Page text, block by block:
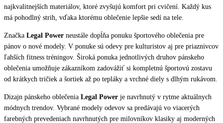
najkvalitnejších materiálov, ktoré zvyšujú komfort pri cvičení. Každý kus
má pohodlný strih, vďaka ktorému oblečenie lepšie sedí na tele.
Značka Legal Power neustále dopĺňa ponuku športového oblečenia pre
pánov o nové modely. V ponuke sú odevy pre kulturistov aj pre priaznivcov
ľahších fitness tréningov. Široká ponuka jednotlivých druhov pánskeho
oblečenia umožňuje zákazníkom zadovážiť si kompletnú športovú zostavu
od krátkych tričiek a šortiek až po tepláky a vrchné diely s dlhým rukávom.
Dizajn pánskeho oblečenia Legal Power je navrhnutý v rytme aktuálnych
módnych trendov. Vybrané modely odevov sa predávajú vo viacerých
farebných prevedeniach navrhnutých pre milovníkov klasiky aj moderných